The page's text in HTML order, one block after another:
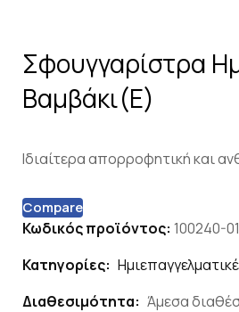
Σφουγγαρίστρα
Βαμβάκι(Ε)
Ιδιαίτερα απορροφητική και
Compare
Κωδικός προϊόντος: 100240-01
Κατηγορίες:
Διαθεσιμότητα: Άμεσα